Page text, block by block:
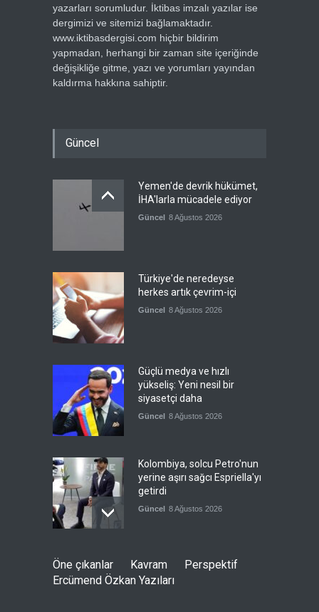
yazarları sorumludur. İktibas imzalı yazılar ise
dergimizi ve sitemizi bağlamaktadır.
www.iktibasdergisi.com hiçbir bildirim
yapmadan, herhangi bir zaman site içeriğinde
değişikliğe gitme, yazı ve yorumları yayından
kaldırma hakkına sahiptir.
Güncel
Yemen'de devrik hükümet,
İHA'larla mücadele ediyor
Güncel 8 Ağustos 2026
Türkiye'de neredeyse
herkes artık çevrim-içi
Güncel 8 Ağustos 2026
Güçlü medya ve hızlı
yükseliş: Yeni nesil bir
siyasetçi daha
Güncel 8 Ağustos 2026
Kolombiya, solcu Petro'nun
yerine aşırı sağcı Espriella'yı
getirdi
Güncel 8 Ağustos 2026
İslam İşbirliği Teşkilatı,
Mekke Anlaşmasını övdü
Öne çıkanlar Kavram
Perspektif
Ercümend Özkan Yazıları